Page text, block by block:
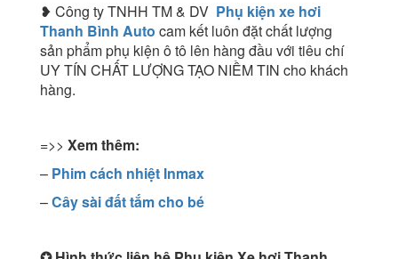
❥ Công ty TNHH TM & DV Phụ kiện xe hơi
Thanh Bình Auto cam kết luôn đặt chất lượng
sản phẩm phụ kiện ô tô lên hàng đầu với tiêu chí
UY TÍN CHẤT LƯỢNG TẠO NIỀM TIN cho khách
hàng.
=>> Xem thêm:
– Phim cách nhiệt Inmax
–Cây sài đất tắm cho bé